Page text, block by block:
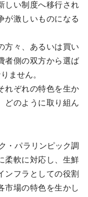
しい制度へ移行され
が激しいものになる
々、あるいは買い
者側の双方から選ば
ません。
れぞれの特色を生か
どのように取り組ん
・パラリンピック調
軟に対応し、生鮮
ンフラとしての役割
市場の特色を生かし